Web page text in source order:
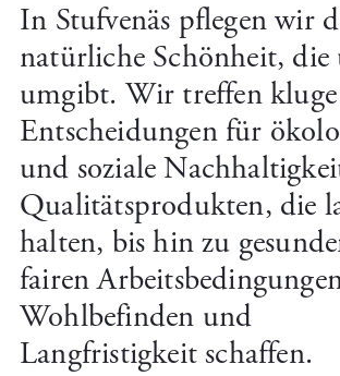
In Stufvenäs pflegen wir
natürliche Schönheit, die
umgibt. Wir treffen kluge
Entscheidungen für
und soziale
Qualitätsprodukten, die
halten, bis hin zu
fairen
Wohlbefinden und
Langfristigkeit schaffen.